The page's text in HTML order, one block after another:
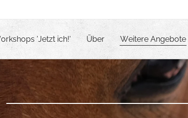
'Jetzt ich!' Über Weitere Angebote